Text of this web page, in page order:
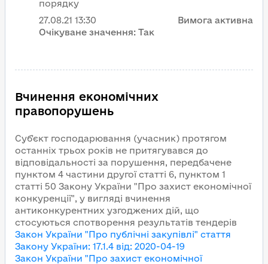
порядку
27.08.21 13:30
Вимога активна
Очікуване значення: Так
Вчинення економічних
правопорушень
Суб'єкт господарювання (учасник) протягом
останніх трьох років не притягувався до
відповідальності за порушення, передбачене
пунктом 4 частини другої статті 6, пунктом 1
статті 50 Закону України "Про захист економічної
конкуренції", у вигляді вчинення
антиконкурентних узгоджених дій, що
стосуються спотворення результатів тендерів
Закон України "Про публічні закупівлі" стаття
Закону України: 17.1.4 від: 2020-04-19
Закон України "Про захист економічної